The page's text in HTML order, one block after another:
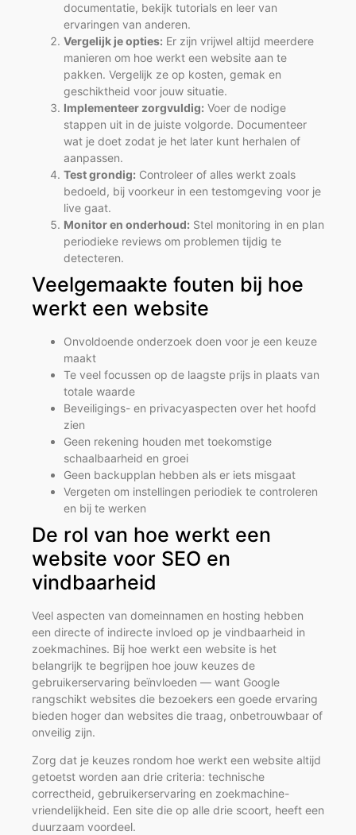
documentatie, bekijk tutorials en leer van
ervaringen van anderen.
Vergelijk je opties: Er zijn vrijwel altijd meerdere
manieren om hoe werkt een website aan te
pakken. Vergelijk ze op kosten, gemak en
geschiktheid voor jouw situatie.
Implementeer zorgvuldig: Voer de nodige
stappen uit in de juiste volgorde. Documenteer
wat je doet zodat je het later kunt herhalen of
aanpassen.
Test grondig: Controleer of alles werkt zoals
bedoeld, bij voorkeur in een testomgeving voor je
live gaat.
Monitor en onderhoud: Stel monitoring in en plan
periodieke reviews om problemen tijdig te
detecteren.
Veelgemaakte fouten bij hoe
werkt een website
Onvoldoende onderzoek doen voor je een keuze
maakt
Te veel focussen op de laagste prijs in plaats van
totale waarde
Beveiligings- en privacyaspecten over het hoofd
zien
Geen rekening houden met toekomstige
schaalbaarheid en groei
Geen backupplan hebben als er iets misgaat
Vergeten om instellingen periodiek te controleren
en bij te werken
De rol van hoe werkt een
website voor SEO en
vindbaarheid
Veel aspecten van domeinnamen en hosting hebben
een directe of indirecte invloed op je vindbaarheid in
zoekmachines. Bij hoe werkt een website is het
belangrijk te begrijpen hoe jouw keuzes de
gebruikerservaring beïnvloeden — want Google
rangschikt websites die bezoekers een goede ervaring
bieden hoger dan websites die traag, onbetrouwbaar of
onveilig zijn.
Zorg dat je keuzes rondom hoe werkt een website altijd
getoetst worden aan drie criteria: technische
correctheid, gebruikerservaring en zoekmachine-
vriendelijkheid. Een site die op alle drie scoort, heeft een
duurzaam voordeel.